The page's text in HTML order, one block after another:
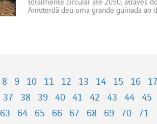
totalmente circular até 2050, através
Amsterdã deu uma grande guinada
8 9 10 11 12 13 14 15 16 17
37 38 39 40 41 42 43 44 45
63 64 65 66 67 68 69 70 71